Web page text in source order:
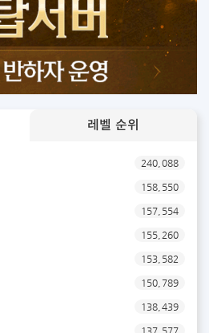
레벨 순위
240,088
158,550
157,554
155,260
153,582
150,789
138,439
137,577